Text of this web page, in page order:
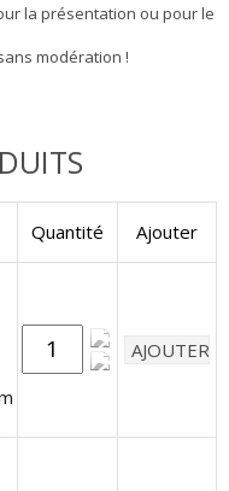
la présentation ou pour le
modération !
Quantité Ajouter